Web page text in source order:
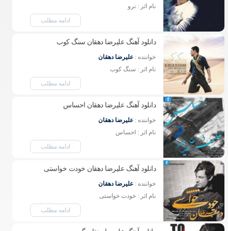
نام اثر : نرو
ادامه مطلب
دانلود آهنگ علیرضا دهقان سنگ کوب
خواننده : علیرضا دهقان
نام اثر : سنگ کوب
ادامه مطلب
دانلود آهنگ علیرضا دهقان احساس
خواننده : علیرضا دهقان
نام اثر : احساس
ادامه مطلب
دانلود آهنگ علیرضا دهقان خودت خواستی
خواننده : علیرضا دهقان
نام اثر : خودت خواستی
ادامه مطلب